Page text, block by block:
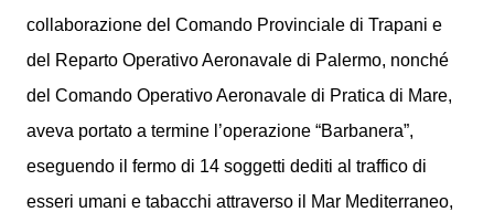
collaborazione del Comando Provinciale di Trapani e
del Reparto Operativo Aeronavale di Palermo, nonché
del Comando Operativo Aeronavale di Pratica di Mare,
aveva portato a termine l’operazione “Barbanera”,
eseguendo il fermo di 14 soggetti dediti al traffico di
esseri umani e tabacchi attraverso il Mar Mediterraneo,